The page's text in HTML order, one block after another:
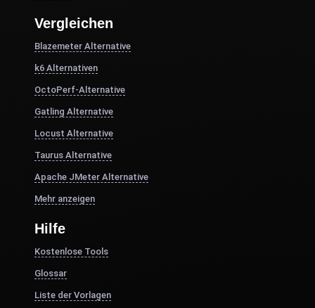
Vergleichen
Blazemeter Alternative
k6 Alternativen
OctoPerf-Alternative
Gatling Alternative
Locust Alternative
Taurus Alternative
Apache JMeter Alternative
Mehr anzeigen
Hilfe
Kostenlose Tools
Glossar
Liste der Vorlagen